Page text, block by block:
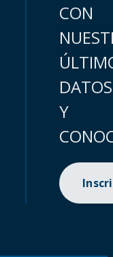
CON
DATOS
Y